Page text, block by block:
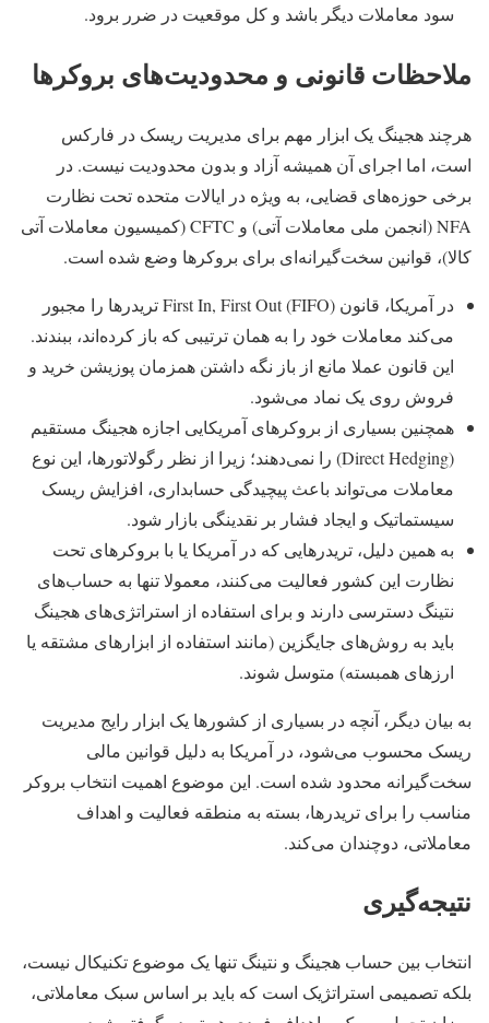
سود معاملات دیگر باشد و کل موقعیت در ضرر برود.
ملاحظات قانونی و محدودیت‌های بروکرها
هرچند هجینگ یک ابزار مهم برای مدیریت ریسک در فارکس
است، اما اجرای آن همیشه آزاد و بدون محدودیت نیست. در
برخی حوزه‌های قضایی، به ویژه در ایالات متحده تحت نظارت
NFA (انجمن ملی معاملات آتی) و CFTC (کمیسیون معاملات آتی
کالا)، قوانین سخت‌گیرانه‌ای برای بروکرها وضع شده است.
در آمریکا، قانون First In, First Out (FIFO) تریدرها را مجبور
می‌کند معاملات خود را به همان ترتیبی که باز کرده‌اند، ببندند.
این قانون عملا مانع از باز نگه داشتن همزمان پوزیشن خرید و
فروش روی یک نماد می‌شود.
همچنین بسیاری از بروکرهای آمریکایی اجازه هجینگ مستقیم
(Direct Hedging) را نمی‌دهند؛ زیرا از نظر رگولاتورها، این نوع
معاملات می‌تواند باعث پیچیدگی حسابداری، افزایش ریسک
سیستماتیک و ایجاد فشار بر نقدینگی بازار شود.
به همین دلیل، تریدرهایی که در آمریکا یا با بروکرهای تحت
نظارت این کشور فعالیت می‌کنند، معمولا تنها به حساب‌های
نتینگ دسترسی دارند و برای استفاده از استراتژی‌های هجینگ
باید به روش‌های جایگزین (مانند استفاده از ابزارهای مشتقه یا
ارزهای همبسته) متوسل شوند.
به بیان دیگر، آنچه در بسیاری از کشورها یک ابزار رایج مدیریت
ریسک محسوب می‌شود، در آمریکا به دلیل قوانین مالی
سخت‌گیرانه محدود شده است. این موضوع اهمیت انتخاب بروکر
مناسب را برای تریدرها، بسته به منطقه فعالیت و اهداف
معاملاتی، دوچندان می‌کند.
نتیجه‌گیری
انتخاب بین حساب هجینگ و نتینگ تنها یک موضوع تکنیکال نیست،
بلکه تصمیمی استراتژیک است که باید بر اساس سبک معاملاتی،